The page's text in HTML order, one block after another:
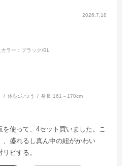
2026.7.18
カラー：ブラック/BL
体型: ふつう 身長:161～170cm
使って、4セット買いました。こ
、盛れるし真ん中の紐がかわい
ピする。